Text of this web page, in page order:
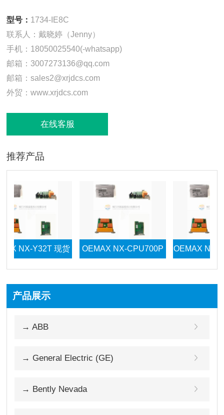
型号： 1734-IE8C
联系人：戴晓婷（Jenny）
手机：18050025540(-whatsapp)
邮箱：3007273136@qq.com
邮箱：sales2@xrjdcs.com
外贸：www.xrjdcs.com
在线客服
推荐产品
Y32T 现货 OEMAX NX-CPU700P
现货
OEMAX NX-
货
CPU760C
产品展示
→ ABB
→ General Electric (GE)
→ Bently Nevada